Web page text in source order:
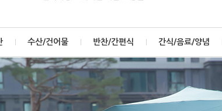
수산/건어물 반찬/간편식 간식/음료/양념